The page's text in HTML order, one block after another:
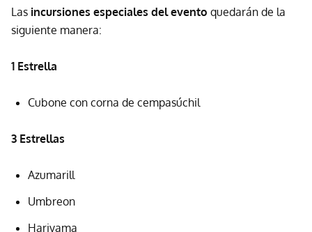
Las incursiones especiales del evento quedarán de la
siguiente manera:
1 Estrella
Cubone con corna de cempasúchil
3 Estrellas
Azumarill
Umbreon
Hariyama